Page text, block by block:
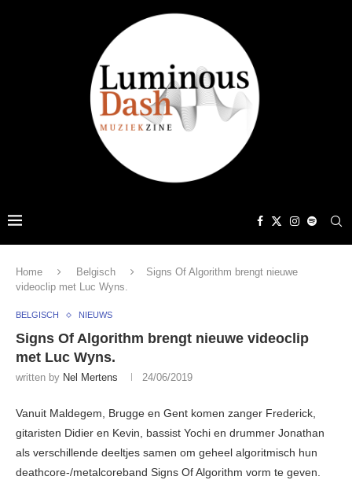
Home Belgisch
Signs Of Algorithm brengt nieuwe
videoclip met Luc Wyns.
BELGISCH NIEUWS
Signs Of Algorithm brengt nieuwe videoclip
met Luc Wyns.
written by Nel Mertens 24/06/2019
Vanuit Maldegem, Brugge en Gent komen zanger Frederick,
gitaristen Didier en Kevin, bassist Yochi en drummer Jonathan
als verschillende deeltjes samen om geheel algoritmisch hun
deathcore-/metalcoreband Signs Of Algorithm vorm te geven.